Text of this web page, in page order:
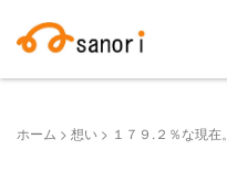
索:
ホーム > 想い > １７９.２％な現在。